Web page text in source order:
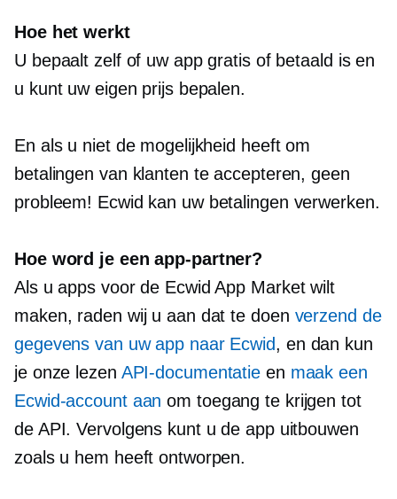
Hoe het werkt
U bepaalt zelf of uw app gratis of betaald is en
u kunt uw eigen prijs bepalen.
En als u niet de mogelijkheid heeft om
betalingen van klanten te accepteren, geen
probleem! Ecwid kan uw betalingen verwerken.
Hoe word je een app-partner?
Als u apps voor de Ecwid App Market wilt
maken, raden wij u aan dat te doen verzend de
gegevens van uw app naar Ecwid, en dan kun
je onze lezen API-documentatie en maak een
Ecwid-account aan om toegang te krijgen tot
de API. Vervolgens kunt u de app uitbouwen
zoals u hem heeft ontworpen.